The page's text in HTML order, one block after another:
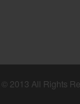
© 2013 All Rights